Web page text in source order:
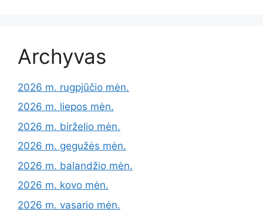
Archyvas
2026 m. rugpjūčio mėn.
2026 m. liepos mėn.
2026 m. birželio mėn.
2026 m. gegužės mėn.
2026 m. balandžio mėn.
2026 m. kovo mėn.
2026 m. vasario mėn.